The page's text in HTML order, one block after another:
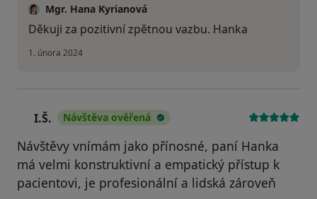
Mgr. Hana Kyrianová
Děkuji za pozitivní zpětnou vazbu. Hanka
1. února 2024
I.Š. Návštěva ověřená
Návštěvy vnímám jako přínosné, paní Hanka
má velmi konstruktivní a empatický přístup k
pacientovi, je profesionální a lidská zároveň